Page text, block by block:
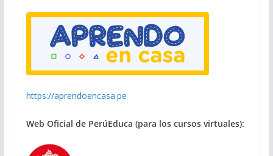
https://aprendoencasa.pe
Web Oficial de PerúEduca (para los cursos virtuales):